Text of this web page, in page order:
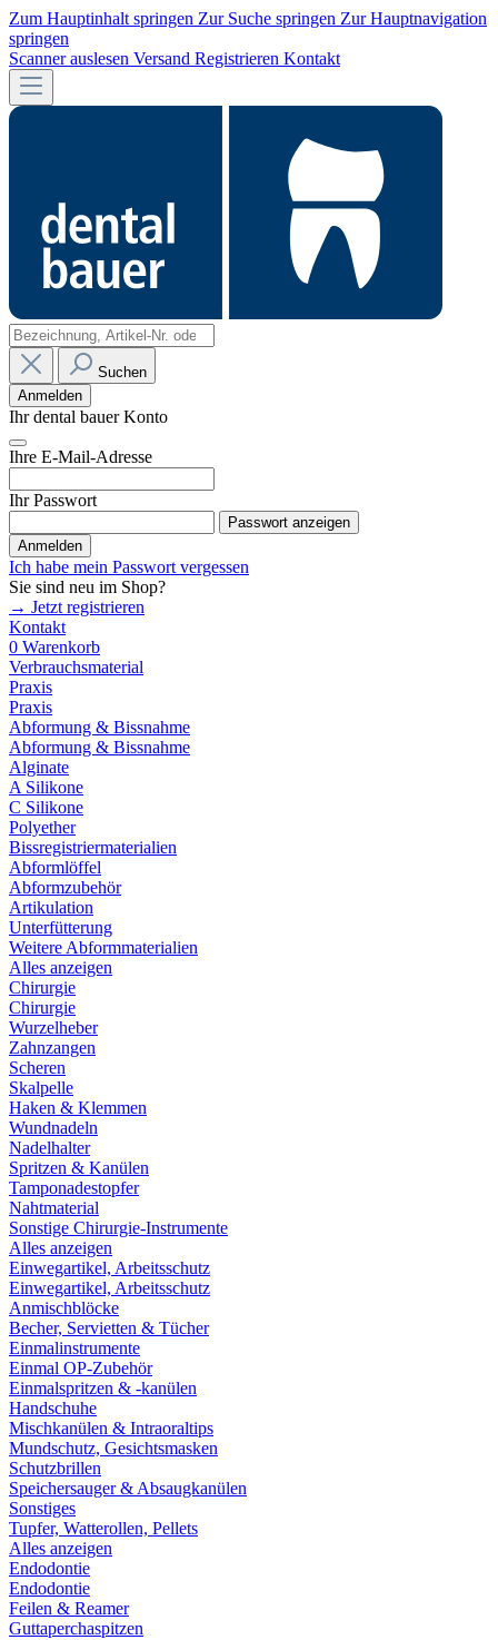
Zum Hauptinhalt springen Zur Suche springen Zur Hauptnavigation
springen
Scanner auslesen Versand Registrieren Kontakt
Suchen
Anmelden
Ihr dental bauer Konto
Ihre E-Mail-Adresse
Ihr Passwort
Passwort anzeigen
Anmelden
Ich habe mein Passwort vergessen
Sie sind neu im Shop?
→ Jetzt registrieren
Kontakt
0 Warenkorb
Verbrauchsmaterial
Praxis
Praxis
Abformung & Bissnahme
Abformung & Bissnahme
Alginate
A Silikone
C Silikone
Polyether
Bissregistriermaterialien
Abformlöffel
Abformzubehör
Artikulation
Unterfütterung
Weitere Abformmaterialien
Alles anzeigen
Chirurgie
Chirurgie
Wurzelheber
Zahnzangen
Scheren
Skalpelle
Haken & Klemmen
Wundnadeln
Nadelhalter
Spritzen & Kanülen
Tamponadestopfer
Nahtmaterial
Sonstige Chirurgie-Instrumente
Alles anzeigen
Einwegartikel, Arbeitsschutz
Einwegartikel, Arbeitsschutz
Anmischblöcke
Becher, Servietten & Tücher
Einmalinstrumente
Einmal OP-Zubehör
Einmalspritzen & -kanülen
Handschuhe
Mischkanülen & Intraoraltips
Mundschutz, Gesichtsmasken
Schutzbrillen
Speichersauger & Absaugkanülen
Sonstiges
Tupfer, Watterollen, Pellets
Alles anzeigen
Endodontie
Endodontie
Feilen & Reamer
Guttaperchaspitzen